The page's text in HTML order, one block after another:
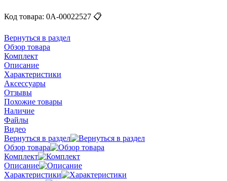
Код товара: 0А-00022527 📋
Вернуться в раздел
Обзор товара
Комплект
Описание
Характеристики
Аксессуары
Отзывы
Похожие товары
Наличие
Файлы
Видео
Вернуться в раздел
Обзор товара
Комплект
Описание
Характеристики